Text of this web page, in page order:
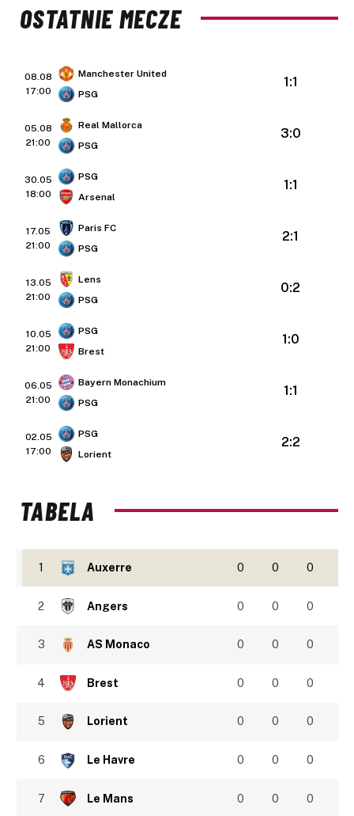
OSTATNIE MECZE
08.08
17:00
Manchester United
PSG
1:1
05.08
21:00
Real Mallorca
PSG
3:0
30.05
18:00
PSG
Arsenal
1:1
17.05
21:00
Paris FC
PSG
2:1
13.05
21:00
Lens
PSG
0:2
10.05
21:00
PSG
Brest
1:0
06.05
21:00
Bayern Monachium
PSG
1:1
02.05
17:00
PSG
Lorient
2:2
TABELA
1 Auxerre 0 0 0
2 Angers 0 0 0
3 AS Monaco 0 0 0
4 Brest 0 0 0
5 Lorient 0 0 0
6 Le Havre 0 0 0
7 Le Mans 0 0 0